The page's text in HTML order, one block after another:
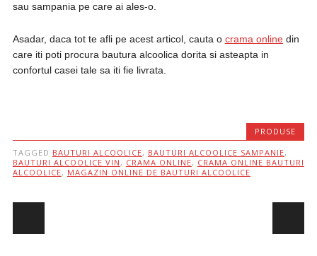
sau sampania pe care ai ales-o.
Asadar, daca tot te afli pe acest articol, cauta o crama onlinedin
care iti poti procura bautura alcoolica dorita si asteapta in
confortul casei tale sa iti fie livrata.
PRODUSE
TAGGED BAUTURI ALCOOLICE, BAUTURI ALCOOLICE SAMPANIE,
BAUTURI ALCOOLICE VIN , CRAMA ONLINE, CRAMA ONLINE BAUTURI
ALCOOLICE, MAGAZIN ONLINE DE BAUTURI ALCOOLICE